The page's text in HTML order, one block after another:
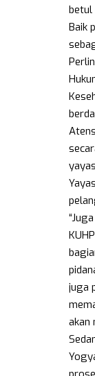
betul
Baik
juga
akan